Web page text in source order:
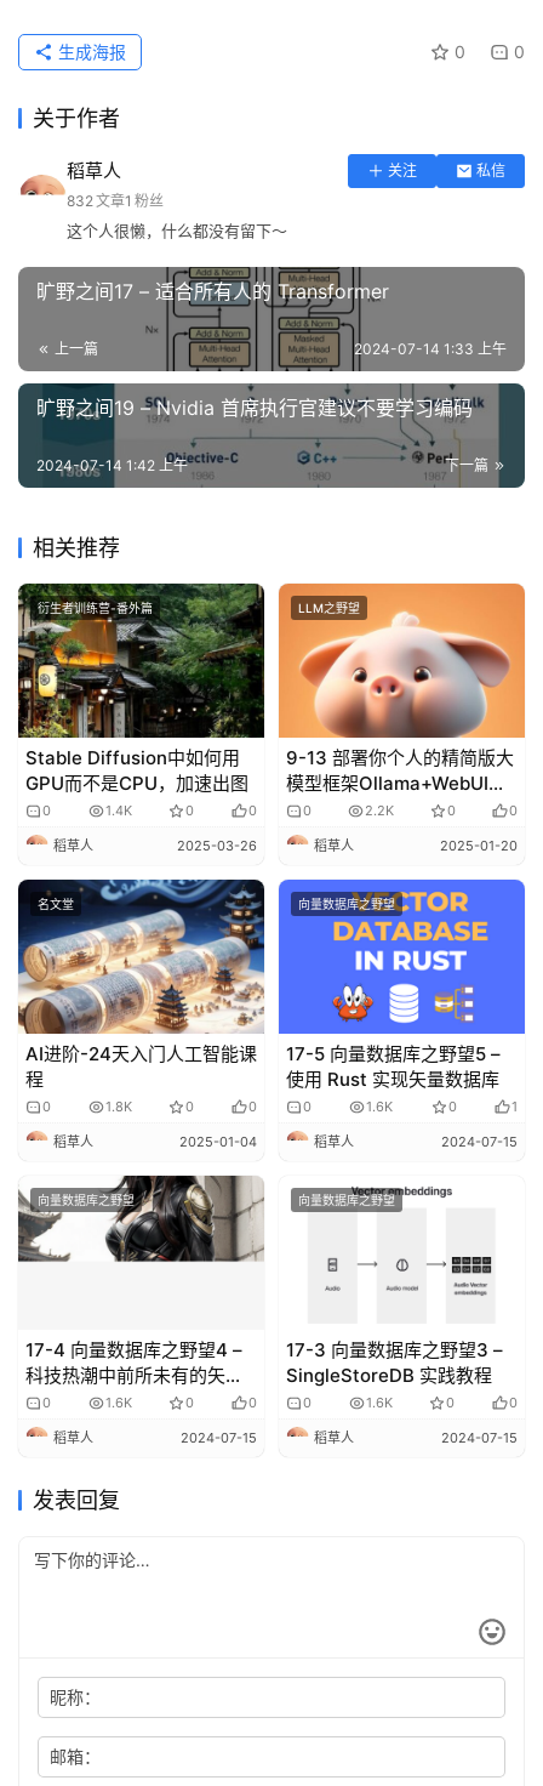
0 0
生成海报
关于作者
稻草人 关注
私信
832文章1 粉丝
这个人很懒，什么都没有留下～
旷野之间17 – 适合所有人的 Transformer
上一篇 2024-07-14 1:33 上午
旷野之间19 – Nvidia 首席执行官建议不要学习编码
下一篇
2024-07-14 1:42 上午
相关推荐
衍生者训练营-番外篇
Stable Diffusion中如何用
GPU而不是CPU，加速出图
0 1.4K 0 0
稻草人 2025-03-26
LLM之野望
9-13 部署你个人的精简版大
模型框架Ollama+WebUI
Lite
0 2.2K 0 0
稻草人 2025-01-20
名文堂
AI进阶-24天入门人工智能课
程
0 1.8K 0 0
稻草人 2025-01-04
向量数据库之野望
17-5 向量数据库之野望5 –
使用 Rust 实现矢量数据库
0 1.6K 0 1
稻草人 2024-07-15
向量数据库之野望
17-4 向量数据库之野望4 –
科技热潮中前所未有的矢量
数据库
0 1.6K 0 0
稻草人 2024-07-15
向量数据库之野望
17-3 向量数据库之野望3 –
SingleStoreDB 实践教程
0 1.6K 0 0
稻草人 2024-07-15
发表回复
昵称：
邮箱：